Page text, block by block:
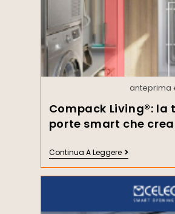
anteprima
Compack Living®: la
porte smart che
Continua A Leggere